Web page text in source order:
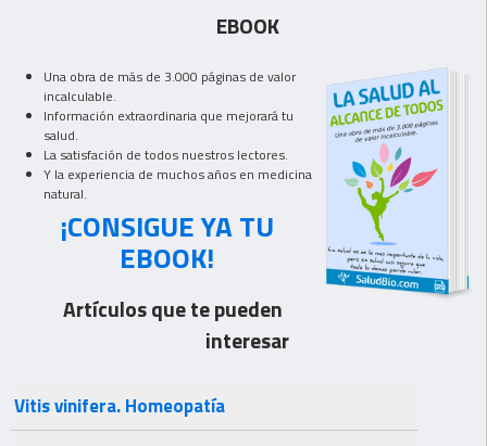
EBOOK
Una obra de más de 3.000 páginas de valor
incalculable.
Información extraordinaria que mejorará tu
salud.
La satisfación de todos nuestros lectores.
Y la experiencia de muchos años en medicina
natural.
¡CONSIGUE YA TU
EBOOK!
Artículos que te pueden
interesar
Vitis vinifera. Homeopatía